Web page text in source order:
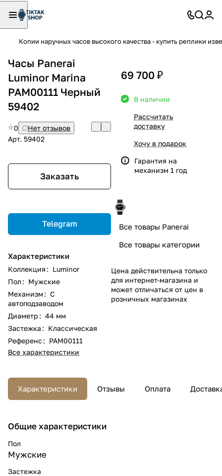
Копии наручных часов высокого качества - купить реплики
Часы Panerai
Luminor Marina
PAM00111 Черный
59402
0
Нет отзывов
Арт. 59402
Заказать
Telegram
Характеристики
Коллекция : Luminor
Пол : Мужские
Механизм : С
автоподзаводом
Диаметр : 44 мм
Застежка : Классическая
Референс : PAM00111
Все характеристики
69 700 ₽
В наличии
Рассчитать
доставку
Хочу в подарок
Гарантия на
механизм 1 год
Все товары Panerai
Все товары категории
Цена действительна только
для интернет-магазина и
может отличаться от цен в
розничных магазинах
Характеристики Отзывы Оплата
Общие характеристики
Пол
Мужские
Застежка